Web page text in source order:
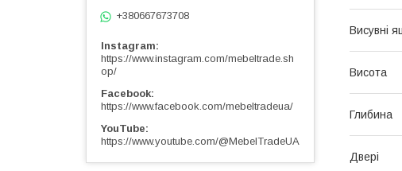
Висувні
Висота
Глибина
Двері
+380667673708
Instagram
https://www.instagram.com/mebeltrade.sh
op/
Facebook
https://www.facebook.com/mebeltradeua/
YouTube
https://www.youtube.com/@MebelTradeUA